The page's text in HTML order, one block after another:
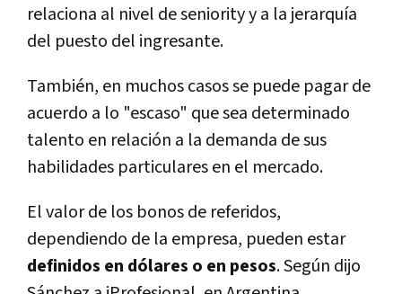
relaciona al nivel de seniority y a la jerarquía
del puesto del ingresante.
También, en muchos casos se puede pagar de
acuerdo a lo "escaso" que sea determinado
talento en relación a la demanda de sus
habilidades particulares en el mercado.
El valor de los bonos de referidos,
dependiendo de la empresa, pueden estar
definidos en dólares o en pesos. Según dijo